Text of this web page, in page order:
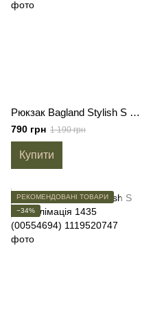
Рюкзак Bagland Stylish S 8л сублімація 1343 (00554694)
790 грн 1 190 грн
Купити
РЕКОМЕНДОВАНІ ТОВАРИ
−34%